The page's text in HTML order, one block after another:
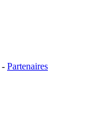
- Partenaires